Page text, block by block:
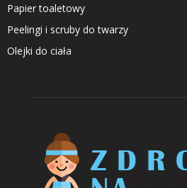
Papier toaletowy
Peelingi i scruby do twarzy
Olejki do ciała